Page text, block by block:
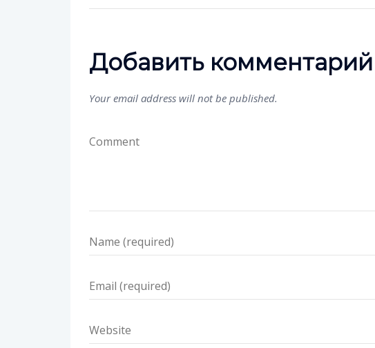
Добавить комментарий
Your email address will not be published.